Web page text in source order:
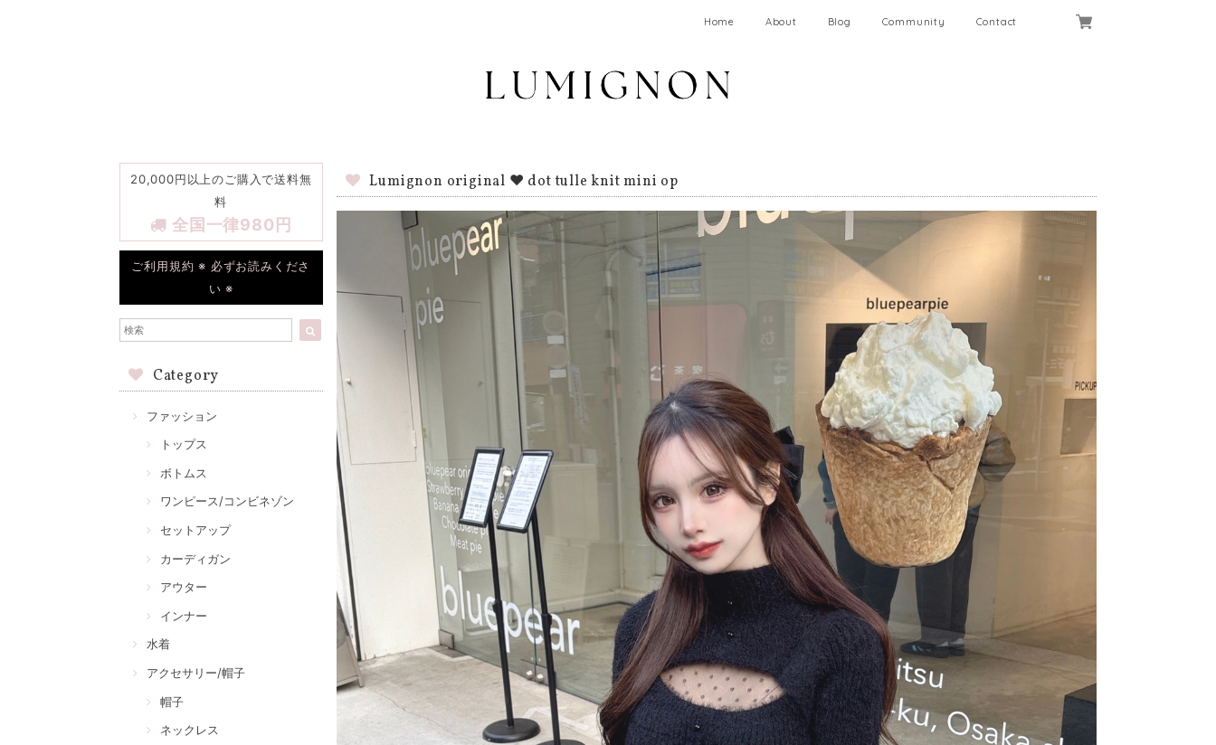
Home About Blog Community Contact
20,000円以上のご購入で送料無
料
全国一律980円
ご利用規約 ※ 必ずお読みくださ
い ※
Category
ファッション
トップス
ボトムス
ワンピース/コンビネゾン
セットアップ
カーディガン
アウター
インナー
水着
アクセサリー/帽子
帽子
ネックレス
Lumignon original ♥ dot tulle knit mini op